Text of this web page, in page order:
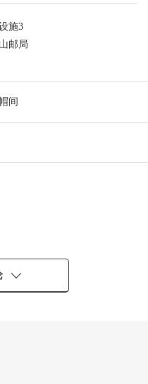
施3
邮局
间
分售、施工Mansion